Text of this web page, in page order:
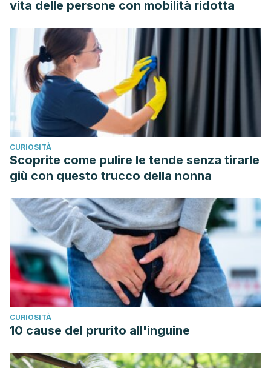
de-limpieza-desinfeccin-y-esterilizacin
vita delle persone con mobilità ridotta
CURIOSITÀ
Scoprite come pulire le tende senza tirarle
giù con questo trucco della nonna
CURIOSITÀ
10 cause del prurito all'inguine